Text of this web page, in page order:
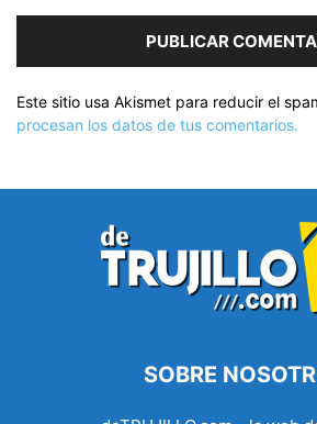
Este sitio usa Akismet para reducir el
procesan los datos de tus comentarios.
SOBRE